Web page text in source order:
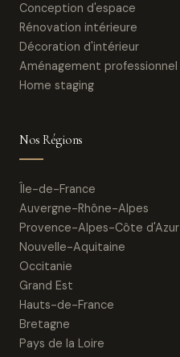
Conception d'espace
Rénovation intérieure
Décoration d'intérieur
Aménagement professionnel
Home staging
Nos Régions
Île-de-France
Auvergne-Rhône-Alpes
Provence-Alpes-Côte d'Azur
Nouvelle-Aquitaine
Occitanie
Grand Est
Hauts-de-France
Bretagne
Pays de la Loire